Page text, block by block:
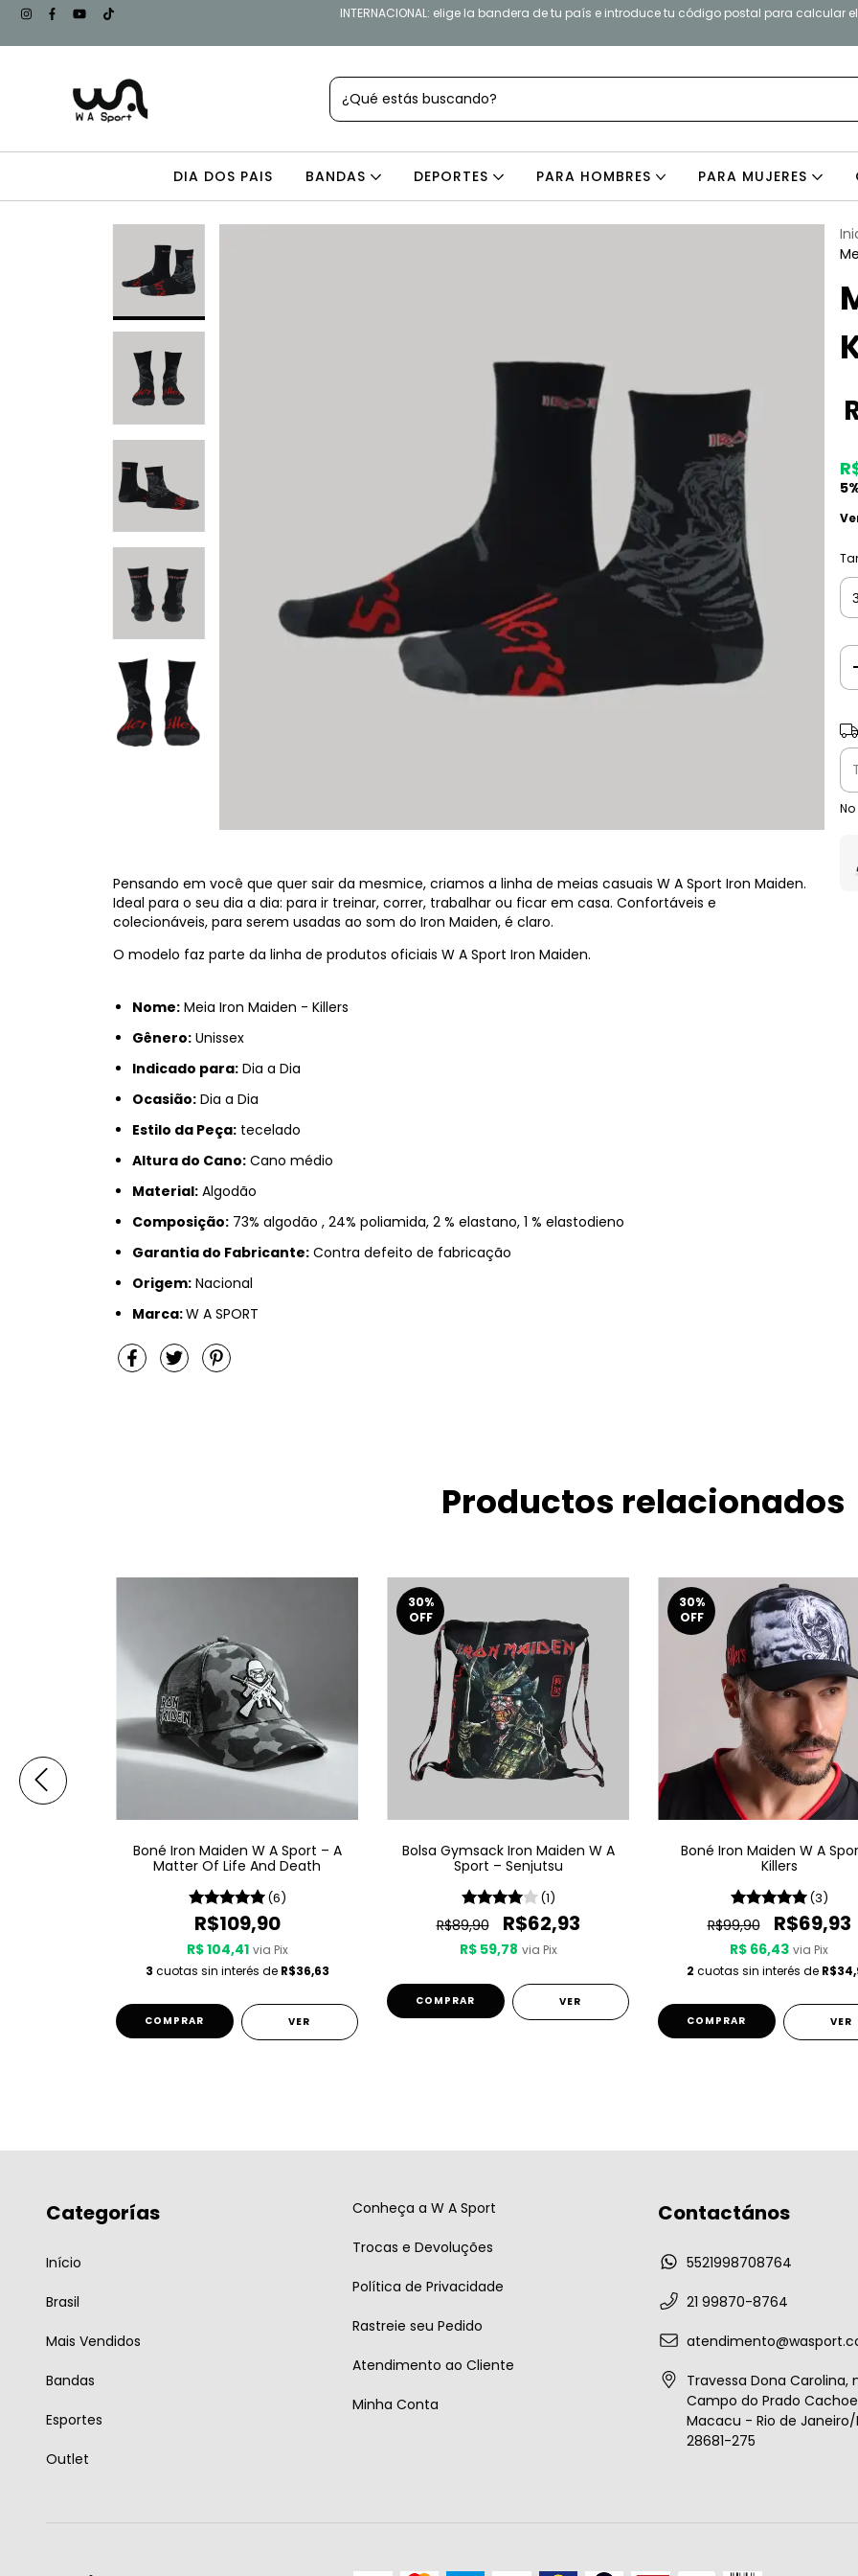
INTERNACIONAL: elige la bandera de tu país e introduce tu código postal para calcular
DIA DOS PAIS BANDAS DEPORTES PARA HOMBRES PARA MUJERES
Pensando em você que quer sair da mesmice, criamos a linha de meias casuais W A Sport Iron Maiden.
Ideal para o seu dia a dia: para ir treinar, correr, trabalhar ou ficar em casa. Confortáveis e
colecionáveis, para serem usadas ao som do Iron Maiden, é claro.
O modelo faz parte da linha de produtos oficiais W A Sport Iron Maiden.
Nome: Meia Iron Maiden - Killers
Gênero: Unissex
Indicado para: Dia a Dia
Ocasião: Dia a Dia
Estilo da Peça: tecelado
Altura do Cano: Cano médio
Material: Algodão
Composição: 73% algodão , 24% poliamida, 2 % elastano, 1 % elastodieno
Garantia do Fabricante: Contra defeito de fabricação
Origem: Nacional
Marca:W A SPORT
Productos relacionados
Boné Iron Maiden W A Sport – A
Matter Of Life And Death
(6)
R$109,90
R$ 104,41 via Pix
3 cuotas sin interés de R$36,63
VER
30%
OFF
Bolsa Gymsack Iron Maiden W A
Sport – Senjutsu
(1)
R$89,90 R$62,93
R$ 59,78 via Pix
VER
30%
OFF
Boné Iron Maiden W A
Killers
(3)
R$99,90 R$69,93
R$ 66,43 via Pix
2 cuotas sin interés de
VER
Categorías
Início
Brasil
Mais Vendidos
Bandas
Esportes
Outlet
Conheça a W A Sport
Trocas e Devoluções
Política de Privacidade
Rastreie seu Pedido
Atendimento ao Cliente
Minha Conta
Contactános
5521998708764
21 99870-8764
Travessa Dona Carolina,
Campo do Prado
Macacu - Rio de Janeiro/
28681-275